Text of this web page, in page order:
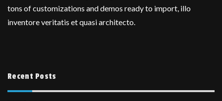
tons of customizations and demos ready to import, illo
inventore veritatis et quasi architecto.
Recent Posts